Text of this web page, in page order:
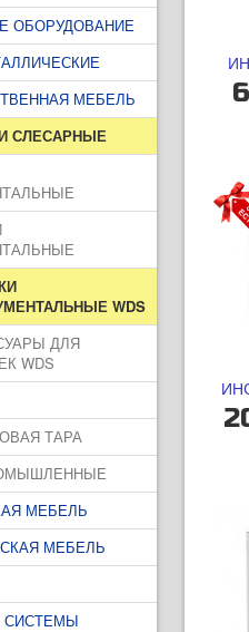
ОБОРУДОВАНИЕ
МЕБЕЛЬ
СЛЕСАРНЫЕ
WDS
ДЛЯ
WDS
ТАРА
МЕБЕЛЬ
МЕБЕЛЬ
СИСТЕМЫ